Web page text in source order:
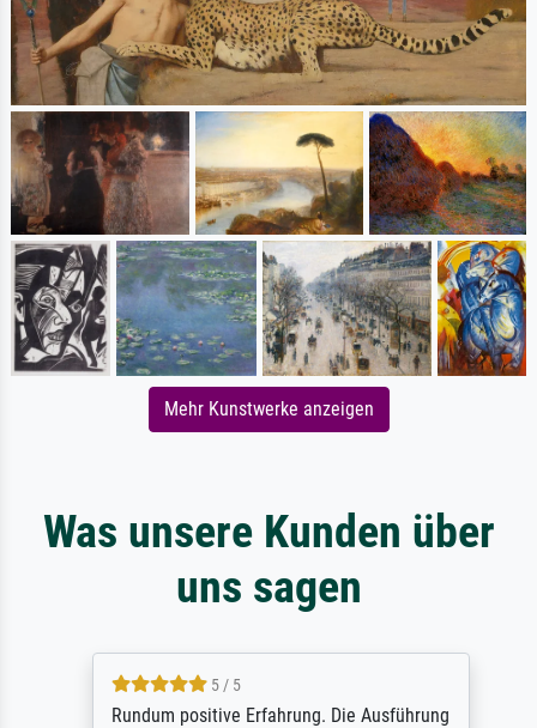
Mehr Kunstwerke anzeigen
Was unsere Kunden über
uns sagen
5 / 5
Rundum positive Erfahrung. Die Ausführung